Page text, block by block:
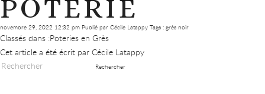
POTERIE
novembre 29, 2022 12:32 pm Publié par Cécile Latappy Tags : grès noir
Classés dans :Poteries en Grès
Cet article a été écrit par Cécile Latappy
Rechercher